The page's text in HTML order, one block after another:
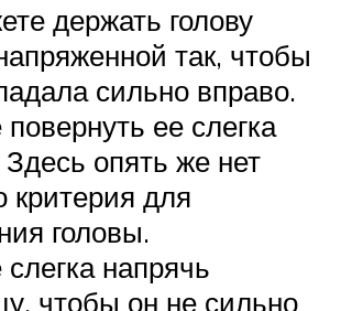
держать голову
так, чтобы
сильно вправо.
ее слегка
Здесь опять же нет
критерия для
головы.
напрячь
чтобы он не сильно